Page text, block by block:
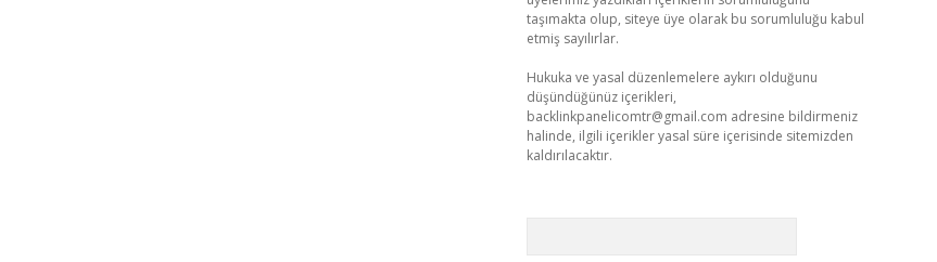
taşımakta olup, siteye üye olarak bu sorumluluğu kabul
etmiş sayılırlar.
Hukuka ve yasal düzenlemelere aykırı olduğunu
düşündüğünüz içerikleri,
backlinkpanelicomtr@gmail.com adresine bildirmeniz
halinde, ilgili içerikler yasal süre içerisinde sitemizden
kaldırılacaktır.